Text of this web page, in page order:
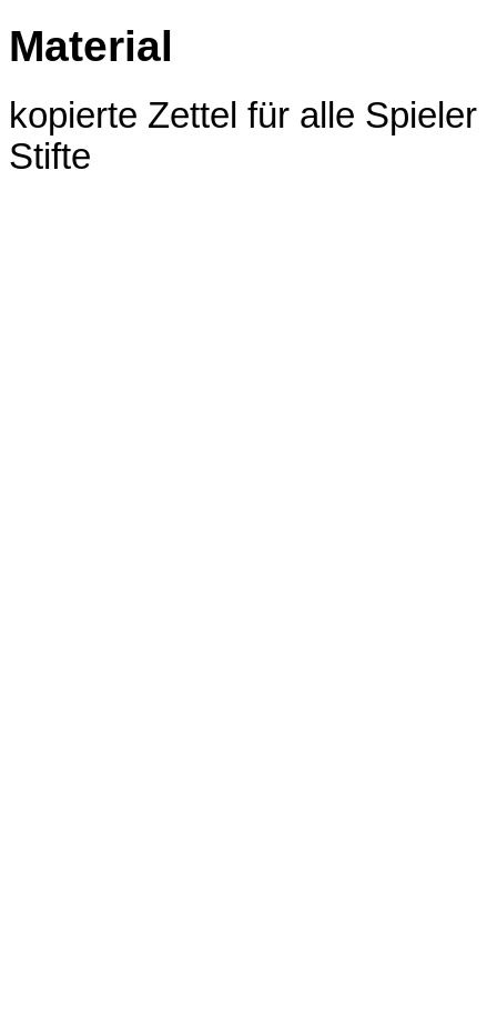
Material
kopierte Zettel für alle Spieler
Stifte